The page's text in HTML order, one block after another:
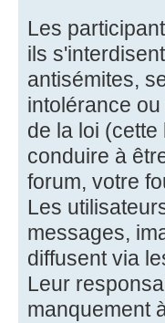
Les
ils
antisémites,
intolérance
de la loi (cette
conduire à
forum, votre
Les
messages,
diffusent via
Leur
manquement